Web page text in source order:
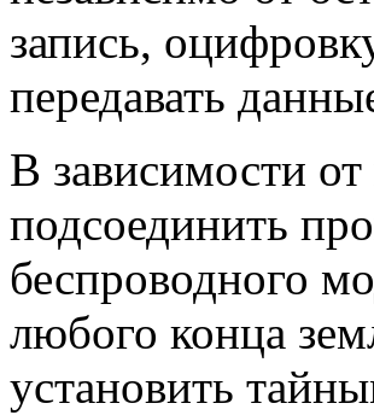
запись,
передавать
В зависимости
подсоединить
беспроводного
любого конца
установить